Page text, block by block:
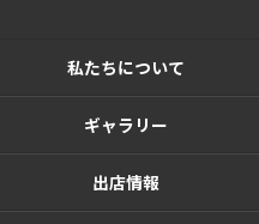
私たちについて
ギャラリー
出店情報